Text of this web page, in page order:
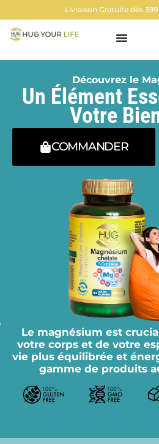
Livraison Gratuite dès
Découvrez le
Un Élément
Votre
COMMANDER
Le magnésium est
votre corps et de votre
vie plus équilibrée et
gamme de produits